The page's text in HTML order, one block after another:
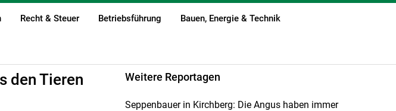
Recht & Steuer Betriebsführung Bauen, Energie & Technik
den Tieren
Weitere Reportagen
Seppenbauer in Kirchberg: Die Angus haben immer